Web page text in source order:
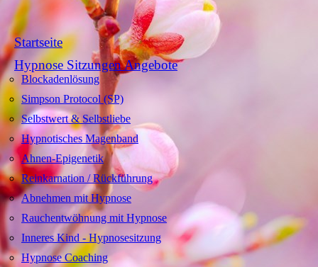
Startseite
Hypnose Sitzungen Angebote
Blockadenlösung
Simpson Protocol (SP)
Selbstwert & Selbstliebe
Hypnotisches Magenband
Ahnen-Epigenetik
Reinkarnation / Rückführung
Abnehmen mit Hypnose
Rauchentwöhnung mit Hypnose
Inneres Kind - Hypnosesitzung
Hypnose Coaching